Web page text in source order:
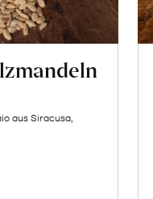
aus Siracusa,